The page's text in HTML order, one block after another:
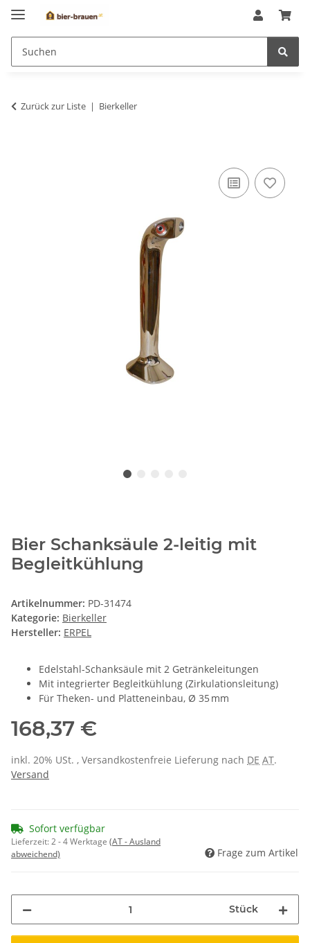
Zurück zur Liste Bierkeller
Bier Schanksäule 2-leitig mit
Begleitkühlung
Artikelnummer: PD-31474
Kategorie: Bierkeller
Hersteller: ERPEL
Edelstahl-Schanksäule mit 2 Getränkeleitungen
Mit integrierter Begleitkühlung (Zirkulationsleitung)
Für Theken- und Platteneinbau, Ø 35 mm
168,37 €
inkl. 20% USt. , Versandkostenfreie Lieferung nach DE AT.
Versand
Sofort verfügbar
Lieferzeit:2 - 4 Werktage (AT - Ausland
abweichend)
Frage zum Artikel
Stück